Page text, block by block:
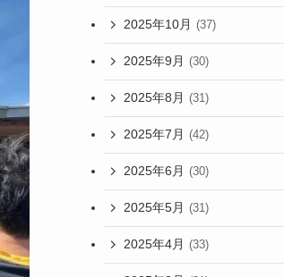
2025年10月 (37)
2025年9月 (30)
2025年8月 (31)
2025年7月 (42)
2025年6月 (30)
2025年5月 (31)
2025年4月 (33)